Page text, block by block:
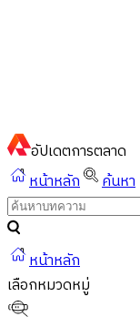
อัปเดตการตลาด
หน้าหลัก
ค้นหา
หน้าหลัก
เลือกหมวดหมู่